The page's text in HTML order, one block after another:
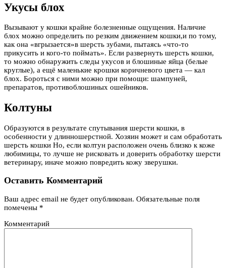
Укусы блох
Вызывают у кошки крайне болезненные ощущения. Наличие
блох можно определить по резким движением кошки,и по тому,
как она «вгрызается»в шерсть зубами, пытаясь «что-то
прикусить и кого-то поймать». Если развернуть шерсть кошки,
то можно обнаружить следы укусов и блошиные яйца (белые
круглые), а ещё маленькие крошки коричневого цвета — кал
блох. Бороться с ними можно при помощи: шампуней,
препаратов, противоблошиных ошейников.
Колтуны
Образуются в результате спутывания шерсти кошки, в
особенности у длинношерстной. Хозяин может и сам обработать
шерсть кошки Но, если колтун расположен очень близко к коже
любимицы, то лучше не рисковать и доверить обработку шерсти
ветеринару, иначе можно повредить кожу зверушки.
Оставить Комментарий
Ваш адрес email не будет опубликован. Обязательные поля
помечены *
Комментарий